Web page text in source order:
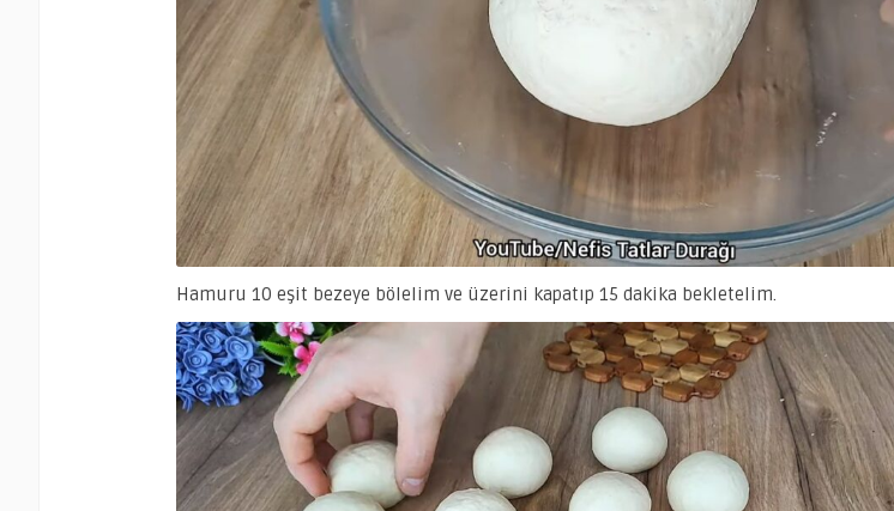
Hamuru 10 eşit bezeye bölelim ve üzerini kapatıp 15 dakika bekletelim.